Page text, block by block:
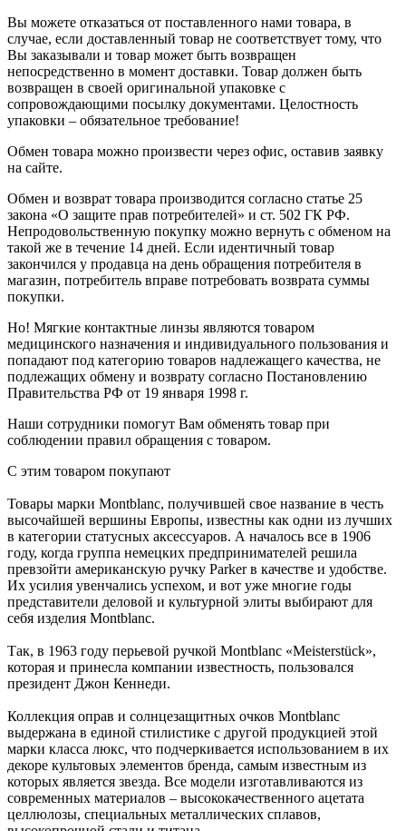
Вы можете отказаться от поставленного нами товара, в
случае, если доставленный товар не соответствует тому, что
Вы заказывали и товар может быть возвращен
непосредственно в момент доставки. Товар должен быть
возвращен в своей оригинальной упаковке с
сопровождающими посылку документами. Целостность
упаковки – обязательное требование!
Обмен товара можно произвести через офис, оставив заявку
на сайте.
Обмен и возврат товара производится согласно статье 25
закона «О защите прав потребителей» и ст. 502 ГК РФ.
Непродовольственную покупку можно вернуть с обменом на
такой же в течение 14 дней. Если идентичный товар
закончился у продавца на день обращения потребителя в
магазин, потребитель вправе потребовать возврата суммы
покупки.
Но! Мягкие контактные линзы являются товаром
медицинского назначения и индивидуального пользования и
попадают под категорию товаров надлежащего качества, не
подлежащих обмену и возврату согласно Постановлению
Правительства РФ от 19 января 1998 г.
Наши сотрудники помогут Вам обменять товар при
соблюдении правил обращения с товаром.
С этим товаром покупают
Товары марки Montblanc, получившей свое название в честь
высочайшей вершины Европы, известны как одни из лучших
в категории статусных аксессуаров. А началось все в 1906
году, когда группа немецких предпринимателей решила
превзойти американскую ручку Parker в качестве и удобстве.
Их усилия увенчались успехом, и вот уже многие годы
представители деловой и культурной элиты выбирают для
себя изделия Montblanc.
Так, в 1963 году перьевой ручкой Montblanc «Meisterstück»,
которая и принесла компании известность, пользовался
президент Джон Кеннеди.
Коллекция оправ и солнцезащитных очков Montblanc
выдержана в единой стилистике с другой продукцией этой
марки класса люкс, что подчеркивается использованием в их
декоре культовых элементов бренда, самым известным из
которых является звезда. Все модели изготавливаются из
современных материалов – высококачественного ацетата
целлюлозы, специальных металлических сплавов,